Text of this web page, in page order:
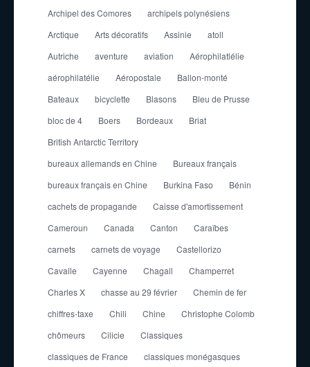
Archipel des Comores
archipels polynésiens
Arctique
Arts décoratifs Assinie
atoll
Autriche
aventure aviation
Aérophilatlélie
aérophilatélie
Aéropostale
Ballon-monté
Bateaux
bicyclette Blasons
Bleu de Prusse
bloc de 4
Boers Bordeaux
Briat
British Antarctic Territory
bureaux allemands en Chine
Bureaux français
bureaux français en Chine
Burkina Faso
Bénin
cachets de propagande
Caisse d'amortissement
Cameroun
Canada Canton
Caraïbes
carnets
carnets de voyage
Castellorizo
Cavalle
Cayenne Chagall
Champerret
Charles X
chasse au 29 février
Chemin de fer
chiffres-taxe
Chili Chine
Christophe Colomb
chômeurs
Cilicie
Classiques
classiques de France
classiques monégasques